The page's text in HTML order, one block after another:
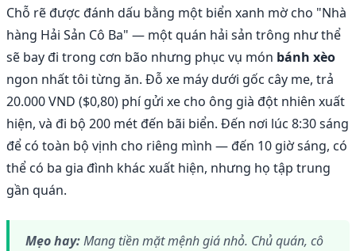
Chỗ rẽ được đánh dấu bằng một biển xanh mờ cho "Nhà
hàng Hải Sản Cô Ba" — một quán hải sản trông như thể
sẽ bay đi trong cơn bão nhưng phục vụ món bánh xèo
ngon nhất tôi từng ăn. Đỗ xe máy dưới gốc cây me, trả
20.000 VND ($0,80) phí gửi xe cho ông già đột nhiên xuất
hiện, và đi bộ 200 mét đến bãi biển. Đến nơi lúc 8:30 sáng
để có toàn bộ vịnh cho riêng mình — đến 10 giờ sáng, có
thể có ba gia đình khác xuất hiện, nhưng họ tập trung
gần quán.
Mẹo hay:Mang tiền mặt mệnh giá nhỏ. Chủ quán, cô